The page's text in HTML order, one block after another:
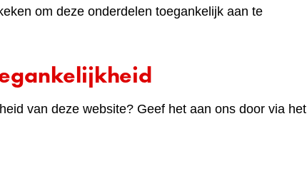
om deze onderdelen toegankelijk aan te
van deze website? Geef het aan ons door via het